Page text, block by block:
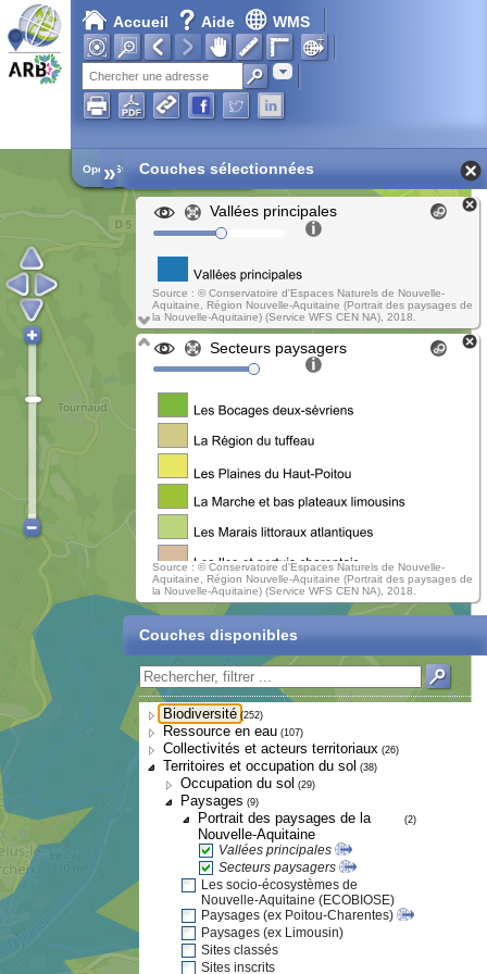
Accueil Aide WMS
Adresse
Chargement en cours...
Open Street Map
» Couches sélectionnées
Vallées principales
Source : © Conservatoire d'Espaces Naturels de Nouvelle-
Aquitaine, Région Nouvelle-Aquitaine (Portrait des paysages de
la Nouvelle-Aquitaine) (Service WFS CEN NA), 2018.
Secteurs paysagers
Source : © Conservatoire d'Espaces Naturels de Nouvelle-
Aquitaine, Région Nouvelle-Aquitaine (Portrait des paysages de
la Nouvelle-Aquitaine) (Service WFS CEN NA), 2018.
Couches disponibles
Biodiversité (252)
Ressource en eau (107)
Collectivités et acteurs territoriaux (26)
Territoires et occupation du sol (38)
Occupation du sol (29)
Paysages (9)
Portrait des paysages de la
Nouvelle-Aquitaine
(2)
Vallées principales
Secteurs paysagers
Les socio-écosystèmes de
Nouvelle-Aquitaine (ECOBIOSE)
Paysages (ex Poitou-Charentes)
Paysages (ex Limousin)
Sites classés
Sites inscrits